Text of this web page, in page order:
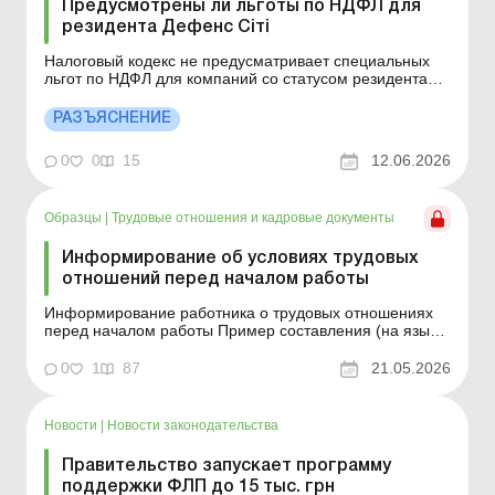
Предусмотрены ли льготы по НДФЛ для
резидента Дефенс Сіті
Налоговый кодекс не предусматривает специальных
льгот по НДФЛ для компаний со статусом резидента
платы наемным работникам. Детальнее см. ниже.
Больше по теме: Дефенс Сіті – новое бизнес-
пространство для предприятий оборонной
промышленности Преду...
РАЗЪЯСНЕНИЕ
0 0 15 12.06.2026
Образцы | Трудовые отношения и кадровые документы
Информирование об условиях трудовых
отношений перед началом работы
Информирование работника о трудовых отношениях
перед началом работы Пример составления (на языке
0
1 87 21.05.2026
Новости Новости законодательства
Правительство запускает программу
поддержки ФЛП до 15 тыс. грн